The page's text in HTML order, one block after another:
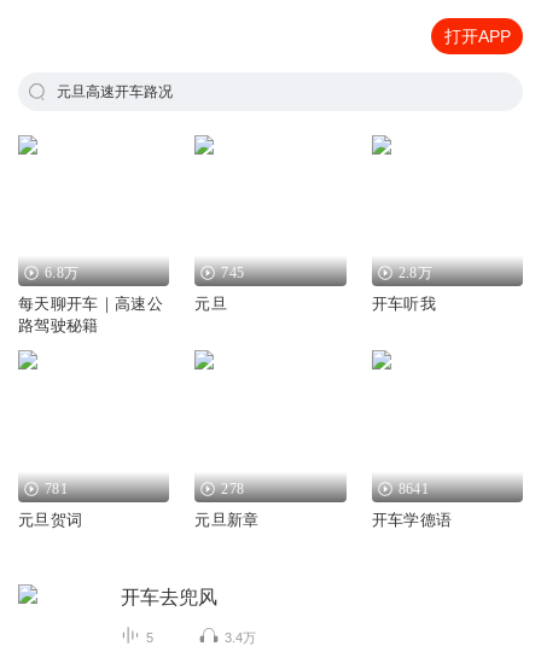
打开APP
元旦高速开车路况
6.8万
每天聊开车｜高速公
路驾驶秘籍
745
元旦
2.8万
开车听我
781
元旦贺词
278
元旦新章
8641
开车学德语
开车去兜风
5 3.4万